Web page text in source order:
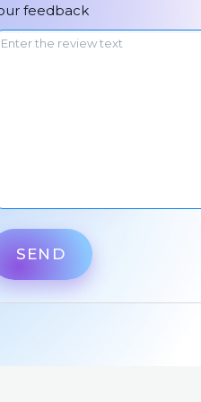
中文
feedback
SEND